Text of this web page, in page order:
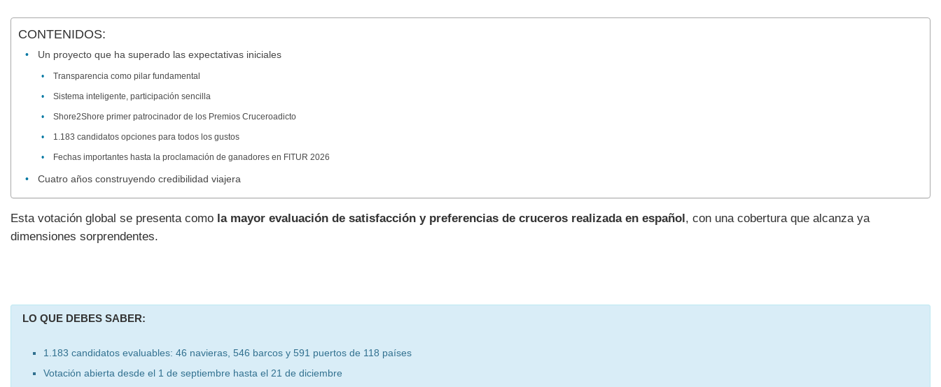
CONTENIDOS:
Un proyecto que ha superado las expectativas iniciales
Transparencia como pilar fundamental
Sistema inteligente, participación sencilla
Shore2Shore primer patrocinador de los Premios Cruceroadicto
1.183 candidatos opciones para todos los gustos
Fechas importantes hasta la proclamación de ganadores en FITUR 2026
Cuatro años construyendo credibilidad viajera
Esta votación global se presenta como la mayor evaluación de satisfacción y preferencias de cruceros realizada en español, con una cobertura que alcanza ya
dimensiones sorprendentes.
LO QUE DEBES SABER:
1.183 candidatos evaluables: 46 navieras, 546 barcos y 591 puertos de 118 países
Votación abierta desde el 1 de septiembre hasta el 21 de diciembre